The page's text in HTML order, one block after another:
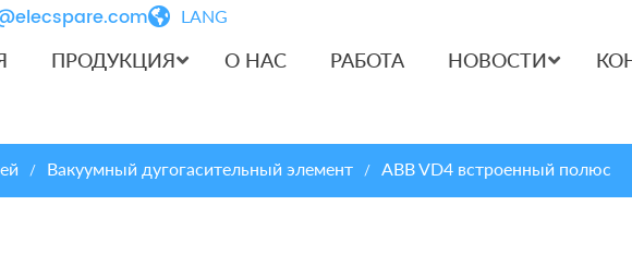
LANG
ПРОДУКЦИЯ О НАС РАБОТА НОВОСТИ
/ Вакуумный дугогасительный элемент / ABB VD4 встроенный полюс